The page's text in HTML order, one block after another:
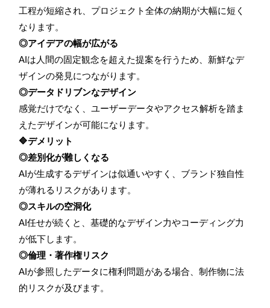
工程が短縮され、プロジェクト全体の納期が大幅に短く
なります。
◎アイデアの幅が広がる
AIは人間の固定観念を超えた提案を行うため、新鮮なデ
ザインの発見につながります。
◎データドリブンなデザイン
感覚だけでなく、ユーザーデータやアクセス解析を踏ま
えたデザインが可能になります。
🔷デメリット
◎差別化が難しくなる
AIが生成するデザインは似通いやすく、ブランド独自性
が薄れるリスクがあります。
◎スキルの空洞化
AI任せが続くと、基礎的なデザイン力やコーディング力
が低下します。
◎倫理・著作権リスク
AIが参照したデータに権利問題がある場合、制作物に法
的リスクが及びます。